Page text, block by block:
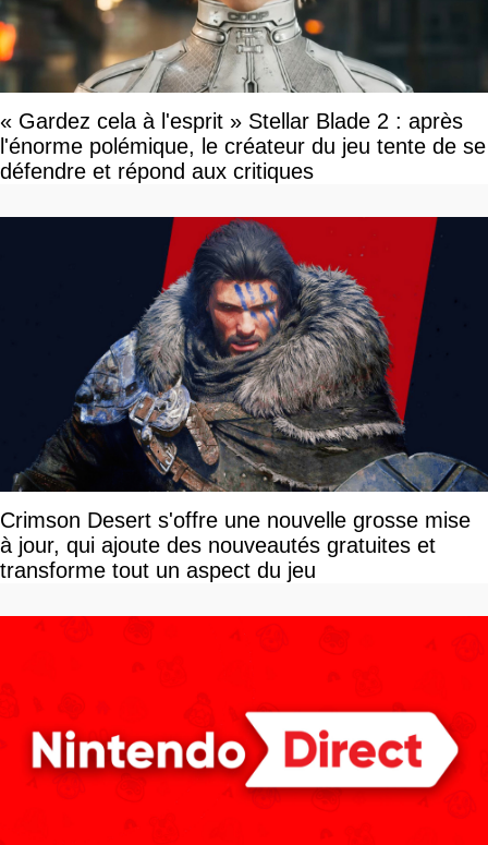
« Gardez cela à l'esprit » Stellar Blade 2 : après
l'énorme polémique, le créateur du jeu tente de se
défendre et répond aux critiques
Crimson Desert s'offre une nouvelle grosse mise
à jour, qui ajoute des nouveautés gratuites et
transforme tout un aspect du jeu